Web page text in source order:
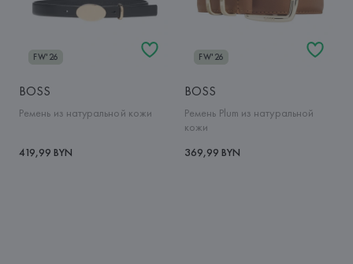
FW'26
BOSS
Ремень из натуральной кожи
419,99 BYN
FW'26
BOSS
Ремень Plum из натуральной
кожи
369,99 BYN